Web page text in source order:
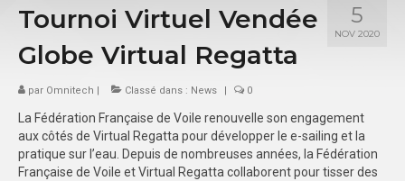
PRÉSENTATION
PEPS DIJON
ADMINISTRATIF
BESANÇON
DIJON
5
NOV 2020
Tournoi Virtuel Vendée
Globe Virtual Regatta
par Omnitech | Classé dans : News | 0
La Fédération Française de Voile renouvelle son engagement
aux côtés de Virtual Regatta pour développer le e-sailing et la
pratique sur l’eau. Depuis de nombreuses années, la Fédération
Française de Voile et Virtual Regatta collaborent pour tisser des